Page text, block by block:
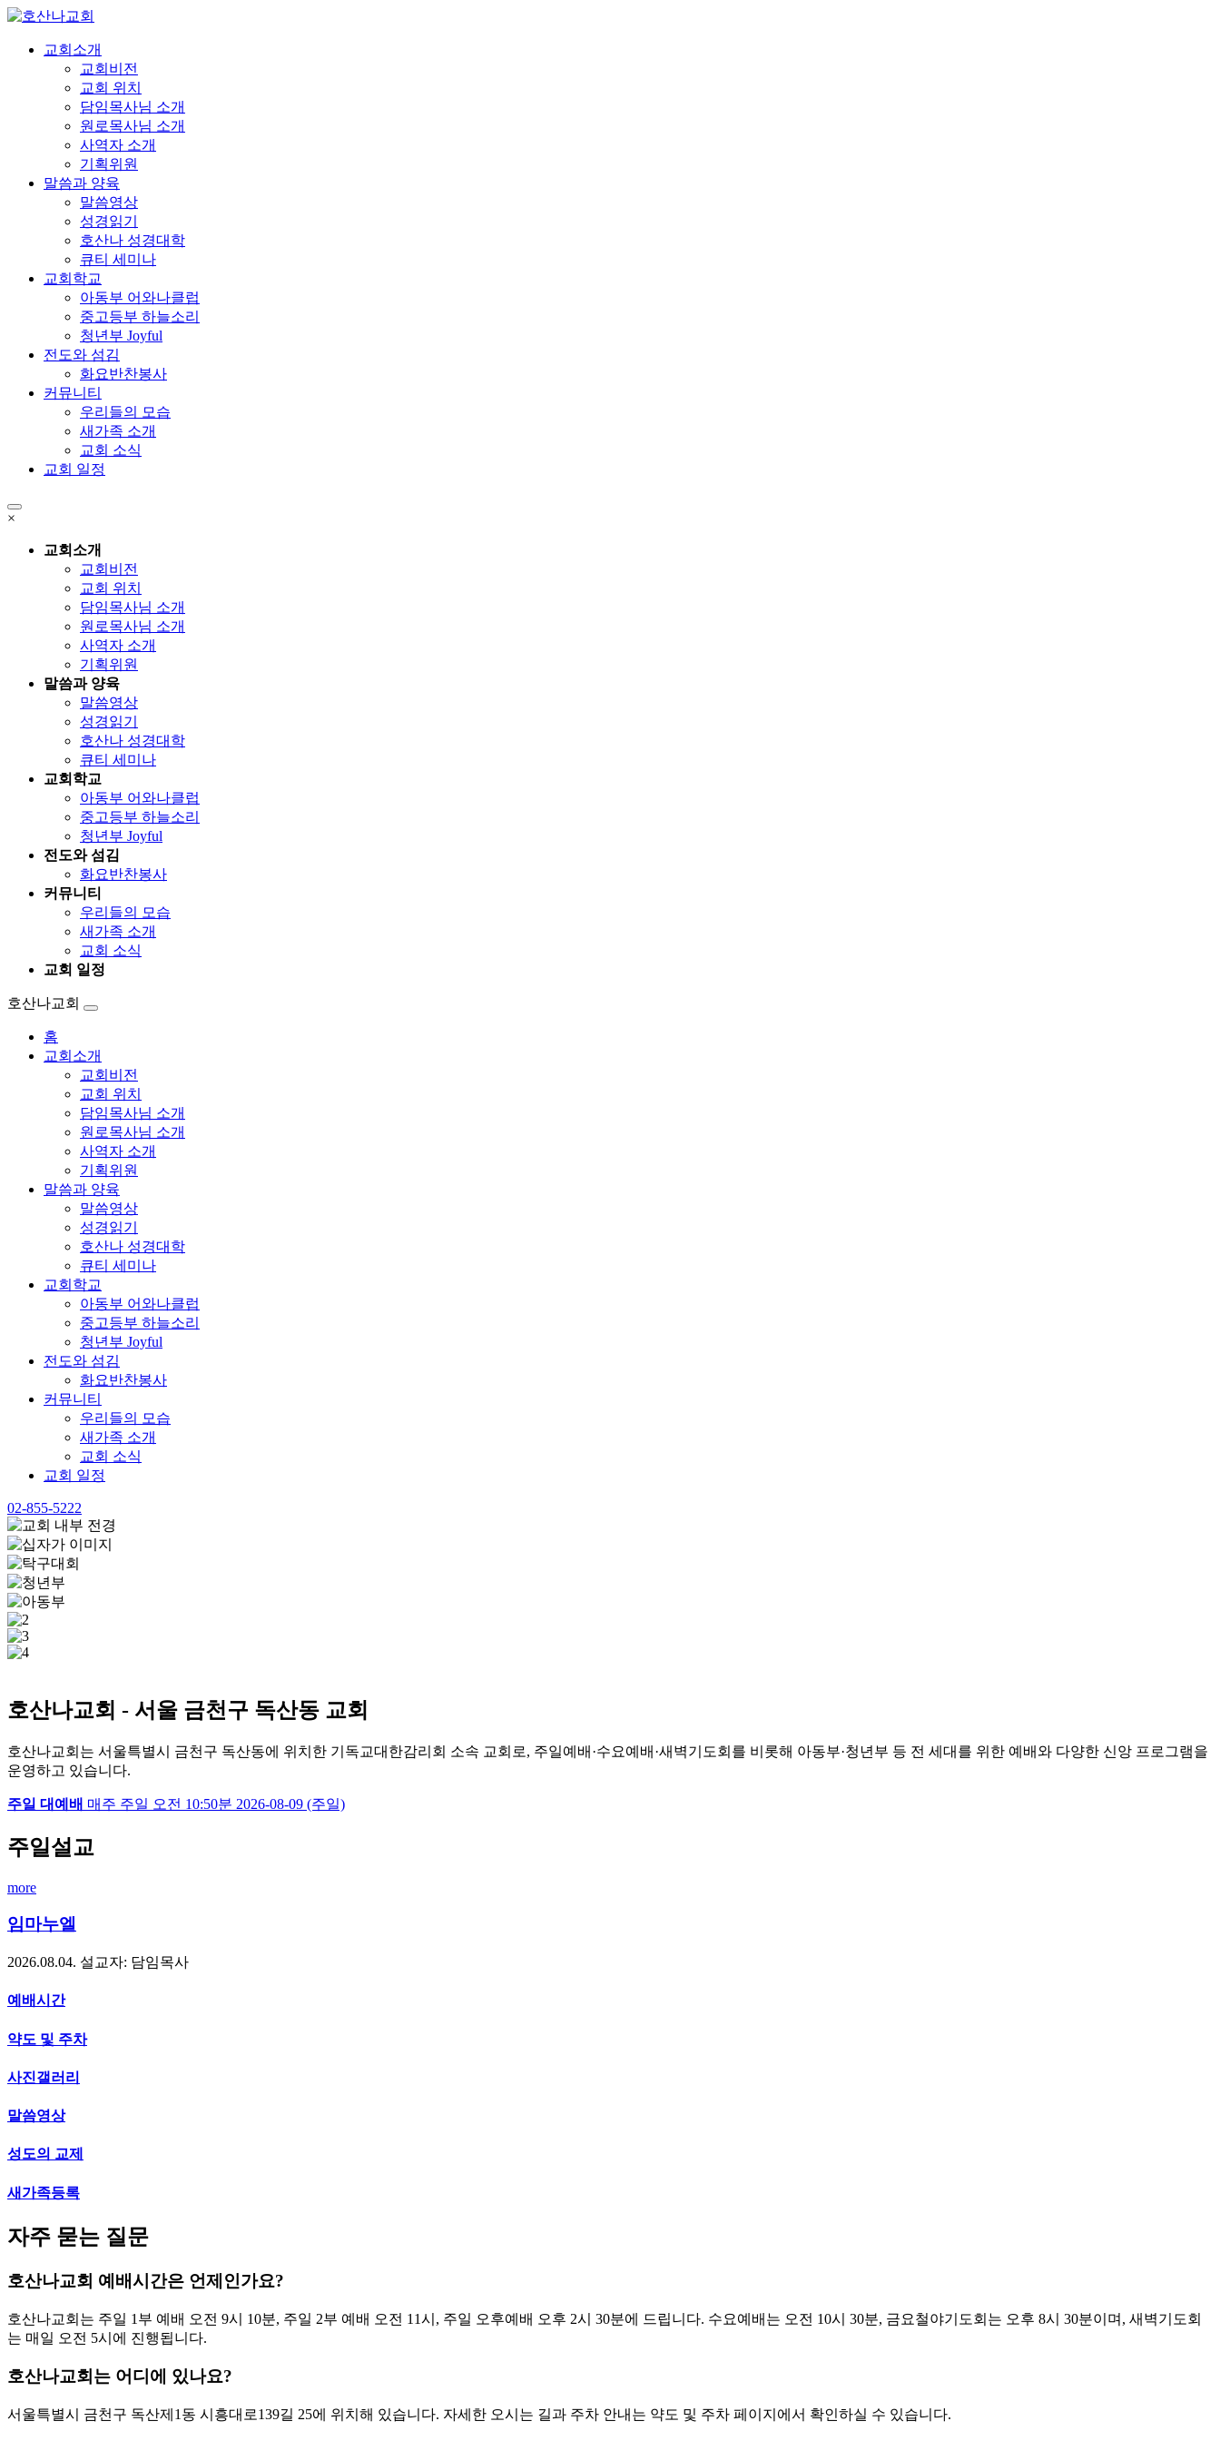
교회소개
교회비전
교회 위치
담임목사님 소개
원로목사님 소개
사역자 소개
기획위원
말씀과 양육
말씀영상
성경읽기
호산나 성경대학
큐티 세미나
교회학교
아동부 어와나클럽
중고등부 하늘소리
청년부 Joyful
전도와 섬김
화요반찬봉사
커뮤니티
우리들의 모습
새가족 소개
교회 소식
교회 일정
×
교회소개
교회비전
교회 위치
담임목사님 소개
원로목사님 소개
사역자 소개
기획위원
말씀과 양육
말씀영상
성경읽기
호산나 성경대학
큐티 세미나
교회학교
아동부 어와나클럽
중고등부 하늘소리
청년부 Joyful
전도와 섬김
화요반찬봉사
커뮤니티
우리들의 모습
새가족 소개
교회 소식
교회 일정
호산나교회
홈
교회소개
교회비전
교회 위치
담임목사님 소개
원로목사님 소개
사역자 소개
기획위원
말씀과 양육
말씀영상
성경읽기
호산나 성경대학
큐티 세미나
교회학교
아동부 어와나클럽
중고등부 하늘소리
청년부 Joyful
전도와 섬김
화요반찬봉사
커뮤니티
우리들의 모습
새가족 소개
교회 소식
교회 일정
02-855-5222